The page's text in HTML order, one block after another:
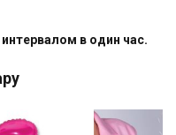
интервалом в один час.